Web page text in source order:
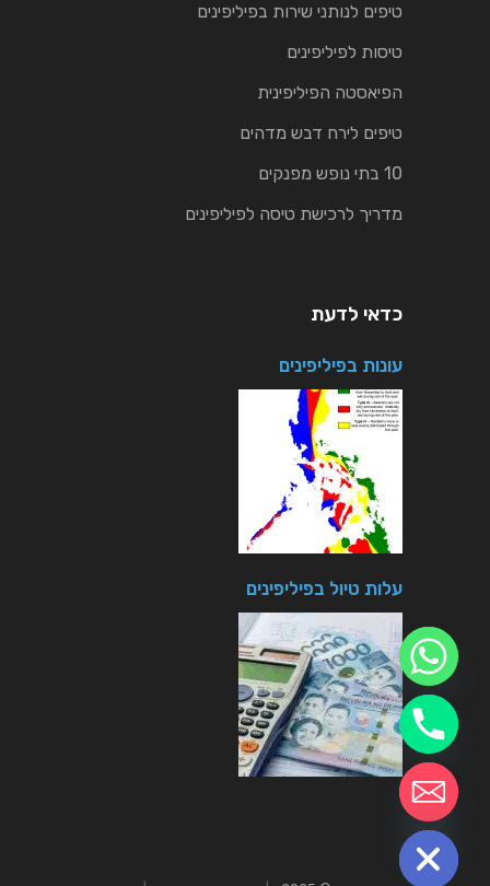
חזרה לטיולים
טיפים לנותני שירות בפיליפינים
טיסות לפיליפינים
הפיאסטה הפיליפינית
טיפים לירח דבש מדהים
10 בתי נופש מפנקים
מדריך לרכישת טיסה לפיליפינים
כדאי לדעת
עונות בפיליפינים
עלות טיול בפיליפינים
Hide
chaty